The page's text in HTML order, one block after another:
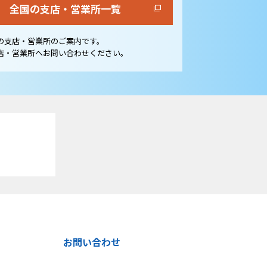
全国の支店・営業所一覧
店・営業所のご案内です。
・営業所へお問い合わせください。
お問い合わせ